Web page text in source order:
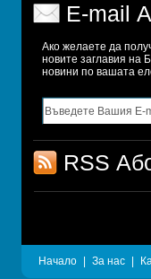
E-mail
Ако желаете да
новите заглавия на
новини по вашата
RSS
Начало За нас